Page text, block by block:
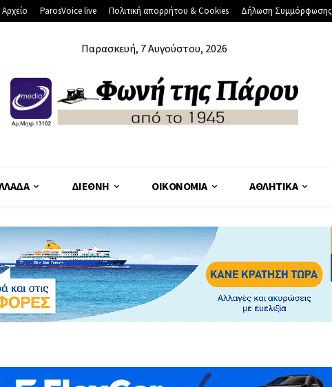
ParosVoice live Πολιτική απορρήτου & Cookies Δήλωση Συμμόρφωσης
Παρασκευή, 7 Αυγούστου, 2026
ΔΙΕΘΝΉ ΟΙΚΟΝΟΜΊΑ ΑΘΛΗΤΙΚΆ